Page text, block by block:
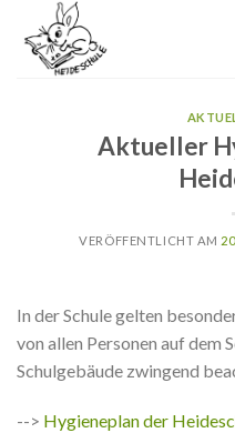
content
Aktueller
VERÖFFENTLICHT AM
In der Schule gelten
von allen Personen auf dem
Schulgebäude zwingend
--> Hygieneplan der